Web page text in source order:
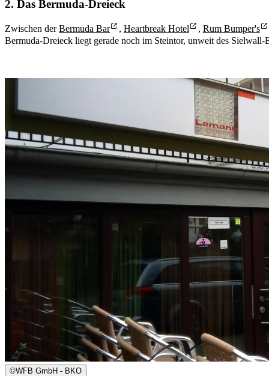
2. Das Bermuda-Dreieck
Zwischen derBermuda Bar , Heartbreak Hotel , Rum Bumper's
Bermuda-Dreieck liegt gerade noch im Steintor, unweit des
©WFB GmbH - BKO